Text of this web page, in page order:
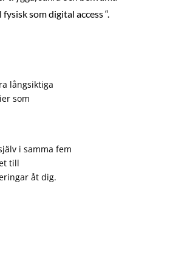
som digital access “.
långsiktiga
som
i samma fem
till
åt dig.